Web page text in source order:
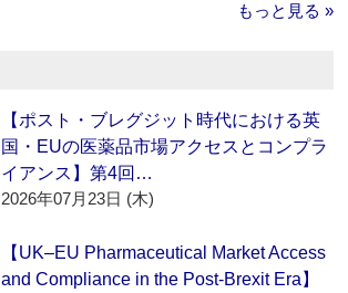
もっと見る »
【ポスト・ブレグジット時代における英
国・EUの医薬品市場アクセスとコンプラ
イアンス】第4回…
2026年07月23日 (木)
【UK–EU Pharmaceutical Market Access
and Compliance in the Post-Brexit Era】